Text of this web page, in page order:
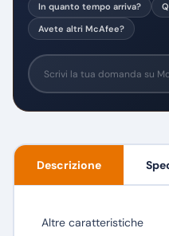
In quanto tempo arriva?
Avete altri McAfee?
Descrizione
Altre caratteristiche